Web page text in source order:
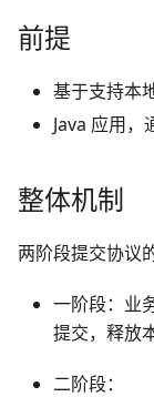
前提
基于支持本
Java 应用，
整体机制
两阶段提交协议
一阶段：业
提交，释放
二阶段：